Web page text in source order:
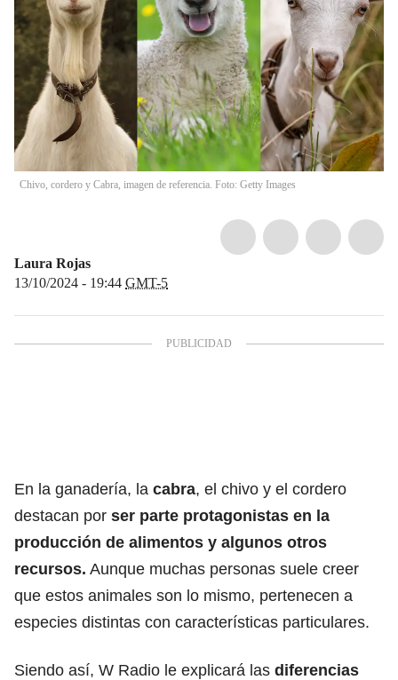
Chivo, cordero y Cabra, imagen de referencia. Foto: Getty Images
Laura Rojas
13/10/2024 - 19:44 GMT-5
En la ganadería, la cabra, el chivo y el cordero
destacan por ser parte protagonistas en la
producción de alimentos y algunos otros
recursos. Aunque muchas personas suele creer
que estos animales son lo mismo, pertenecen a
especies distintas con características particulares.
Siendo así, W Radio le explicará las diferencias